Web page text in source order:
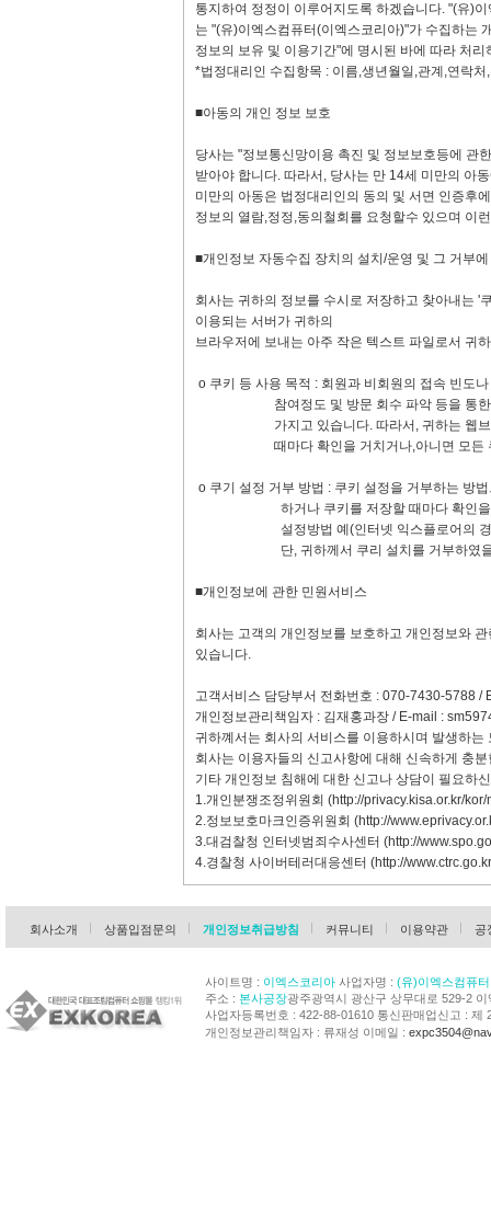
통지하여 정정이 이루어지도록 하겠습니다. "(유)
는 "(유)이엑스컴퓨터(이엑스코리아)"가 수집하는
정보의 보유 및 이용기간"에 명시된 바에 따라 처
*법정대리인 수집항목 : 이름,생년월일,관계,연락처
■아동의 개인 정보 보호
당사는 "정보통신망이용 촉진 및 정보보호등에 관
받아야 합니다. 따라서, 당사는 만 14세 미만의 아
미만의 아동은 법정대리인의 동의 및 서면 인증후
정보의 열람,정정,동의철회를 요청할수 있으며 이
■개인정보 자동수집 장치의 설치/운영 및 그 거부
회사는 귀하의 정보를 수시로 저장하고 찾아내는 '
이용되는 서버가 귀하의
브라우저에 보내는 아주 작은 텍스트 파일로서 귀
ο 쿠키 등 사용 목적 : 회원과 비회원의 접속 빈도
참여정도 및 방문 회수 파악 등을 통한 타켓
가지고 있습니다. 따라서, 귀하는 웹브라우
때마다 확인을 거치거나,아니면 모든 쿠키
ο 쿠기 설정 거부 방법 : 쿠키 설정을 거부하는 방
하거나 쿠키를 저장할 때마다 확인을 거치
설정방법 예(인터넷 익스플로어의 경우) :
단, 귀하께서 쿠리 설치를 거부하였을 경
■개인정보에 관한 민원서비스
회사는 고객의 개인정보를 보호하고 개인정보와
있습니다.
고객서비스 담당부서 전화번호 : 070-7430-5788 /
개인정보관리책임자 : 김재홍과장 / E-mail :
귀하꼐서는 회사의 서비스를 이용하시며 발생하
회사는 이용자들의 신고사항에 대해 신속하게 충
기타 개인정보 침해에 대한 신고나 상담이 필요하
1.개인분쟁조정위원회 (http://privacy.kisa.or.kr/
2.정보보호마크인증위원회 (http://
3.대검찰청 인터넷범죄수사센터 (http://
4.경찰청 사이버테러대응센터 (http://
회사소개 상품입점문의 개인정보취급방침 커뮤니티 이용약관 공
사이트명 : 이엑스코리아사업자명 : (유)이엑스컴퓨터
주소 : 본사공장광주광역시 광산구 상무대로 529-2 이
사업자등록번호 : 422-88-01610 통신판매업신고 : 제
개인정보관리책임자 : 류재성 이메일 :